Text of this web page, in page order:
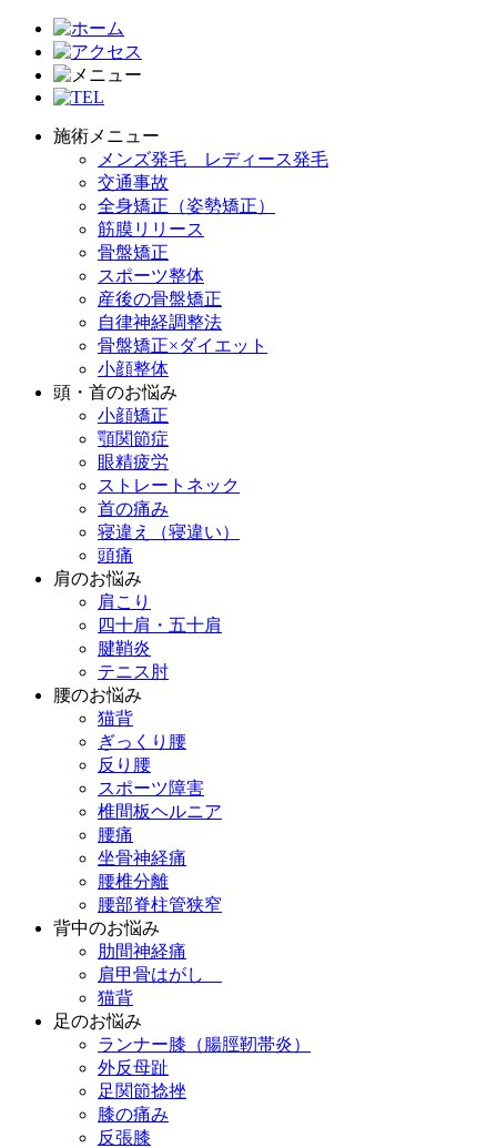
施術メニュー
メンズ発毛 レディース発毛
交通事故
全身矯正（姿勢矯正）
筋膜リリース
骨盤矯正
スポーツ整体
産後の骨盤矯正
自律神経調整法
骨盤矯正×ダイエット
小顔整体
頭・首のお悩み
小顔矯正
顎関節症
眼精疲労
ストレートネック
首の痛み
寝違え（寝違い）
頭痛
肩のお悩み
肩こり
四十肩・五十肩
腱鞘炎
テニス肘
腰のお悩み
猫背
ぎっくり腰
反り腰
スポーツ障害
椎間板ヘルニア
腰痛
坐骨神経痛
腰椎分離
腰部脊柱管狭窄
背中のお悩み
肋間神経痛
肩甲骨はがし
猫背
足のお悩み
ランナー膝（腸脛靭帯炎）
外反母趾
足関節捻挫
膝の痛み
反張膝